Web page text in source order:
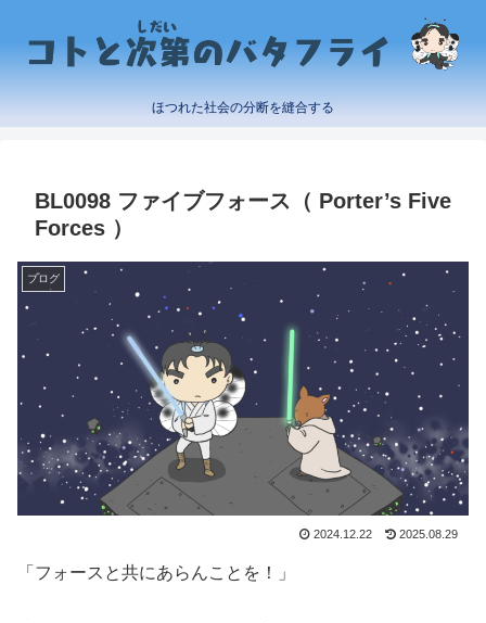
ほつれた社会の分断を縫合する
BL0098 ファイブフォース（ Porter’s Five
Forces ）
ブログ
2024.12.22 2025.08.29
「フォースと共にあらんことを！」